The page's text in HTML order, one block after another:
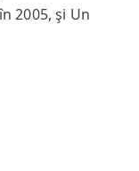
2005, şi Un